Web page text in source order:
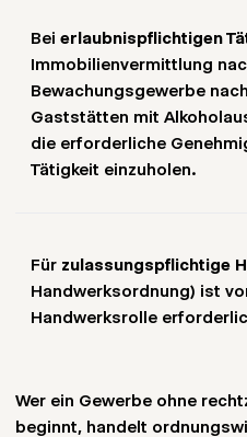
Mit beglaubigt.de führen
gesamten Prozess und
welche Unterlagen in
sind.
Zusammengefasste
Ggf. Genehmigungen/
erlaubnispflichtigen
Personalausweis/
Aufenthaltstitel)
ausgestellt und Ihnen
Bei erlaubnispflichtigen
Immobilienvermittlung
Bewachungsgewerbe
Gaststätten mit
die erforderliche
Tätigkeit einzuholen.
Für zulassungspflichtige
Handwerksordnung) ist
Handwerksrolle
Wer ein Gewerbe ohne
beginnt, handelt